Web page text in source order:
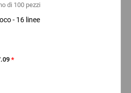
di 100 pezzi
- 16 linee
*